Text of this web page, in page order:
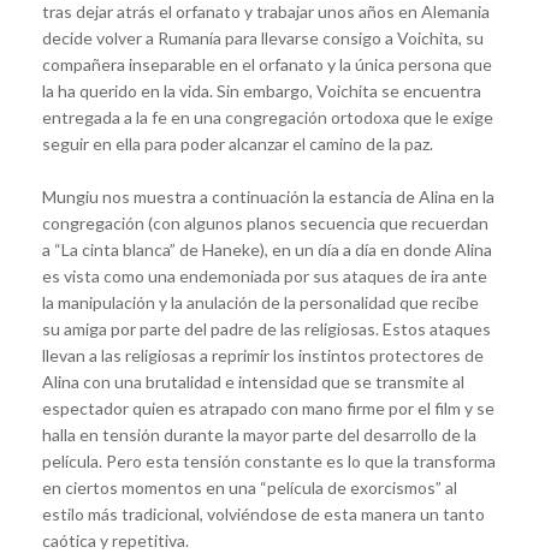
tras dejar atrás el orfanato y trabajar unos años en Alemania
decide volver a Rumanía para llevarse consigo a Voichita, su
compañera inseparable en el orfanato y la única persona que
la ha querido en la vida. Sin embargo, Voichita se encuentra
entregada a la fe en una congregación ortodoxa que le exige
seguir en ella para poder alcanzar el camino de la paz.
Mungiu nos muestra a continuación la estancia de Alina en la
congregación (con algunos planos secuencia que recuerdan
a “La cinta blanca” de Haneke), en un día a día en donde Alina
es vista como una endemoniada por sus ataques de ira ante
la manipulación y la anulación de la personalidad que recibe
su amiga por parte del padre de las religiosas. Estos ataques
llevan a las religiosas a reprimir los instintos protectores de
Alina con una brutalidad e intensidad que se transmite al
espectador quien es atrapado con mano firme por el film y se
halla en tensión durante la mayor parte del desarrollo de la
película. Pero esta tensión constante es lo que la transforma
en ciertos momentos en una “película de exorcismos” al
estilo más tradicional, volviéndose de esta manera un tanto
caótica y repetitiva.